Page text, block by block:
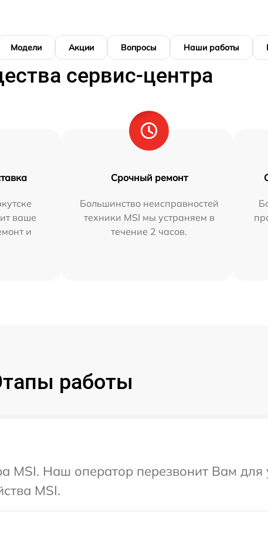
Модели Акции Вопросы Наши работы
сервис-центра
ваше
и
Срочный ремонт
Большинство неисправностей
техники MSI мы устраняем в
течение 2 часов.
работы
MSI. Наш оператор перезвонит Вам для
MSI.